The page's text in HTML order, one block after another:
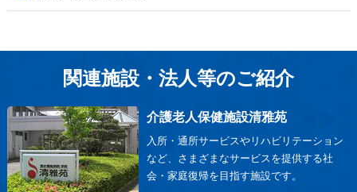
関連施設・法人等のご紹介
介護老人保健施設清雅苑
入所・通所サービスやリハビリテーション
など、さまざまなサービスを提供する社
会・家庭復帰を目指す施設です。